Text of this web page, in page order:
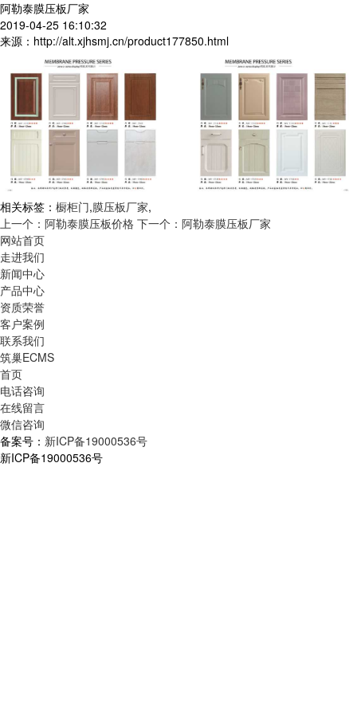
阿勒泰膜压板厂家
2019-04-25 16:10:32
来源：http://alt.xjhsmj.cn/product177850.html
相关标签： 橱柜门,膜压板厂家,
上一个：阿勒泰膜压板价格 下一个：阿勒泰膜压板厂家
网站首页
走进我们
新闻中心
产品中心
资质荣誉
客户案例
联系我们
筑巢ECMS
首页
电话咨询
在线留言
微信咨询
备案号： 新ICP备19000536号
新ICP备19000536号